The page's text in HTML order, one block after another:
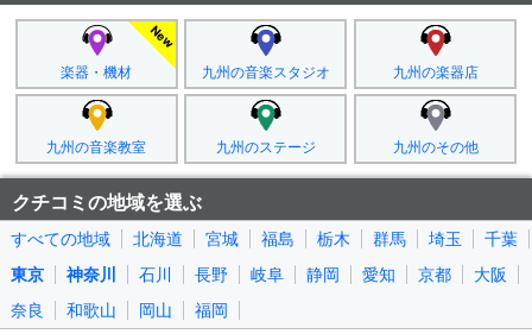
楽器・機材 九州の音楽スタジオ 九州の楽器店
九州の音楽教室 九州のステージ 九州のその他
クチコミの地域を選ぶ
すべての地域 北海道 宮城 福島 栃木 群馬 埼玉
千葉
東京
神奈川 石川 長野 岐阜 静岡 愛知 京都
大阪
奈良
和歌山 岡山 福岡